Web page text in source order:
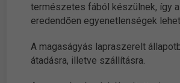
természetes fából készülnek, így
eredendően egyenetlenségek
A magaságyás lapraszerelt
átadásra, illetve szállításra.